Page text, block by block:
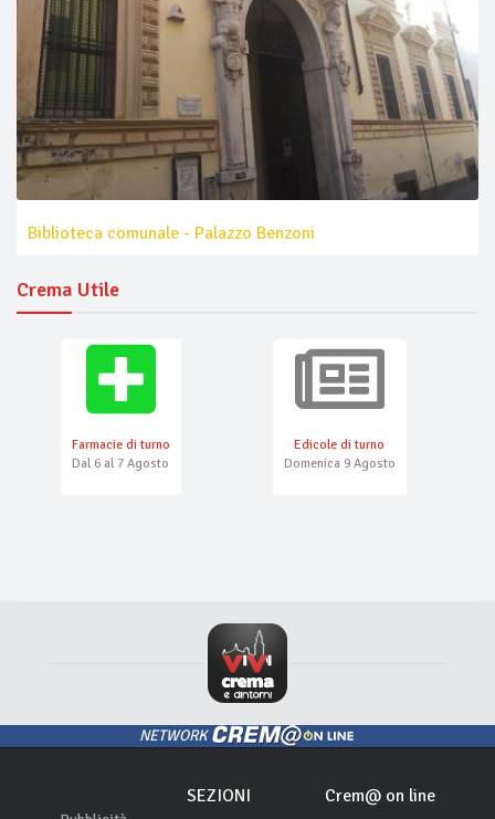
Biblioteca comunale - Palazzo Benzoni
Crema Utile
Farmacie di turno
Dal 6 al 7 Agosto
Edicole di turno
Domenica 9 Agosto
NETWORK
SEZIONI Crem@ on line